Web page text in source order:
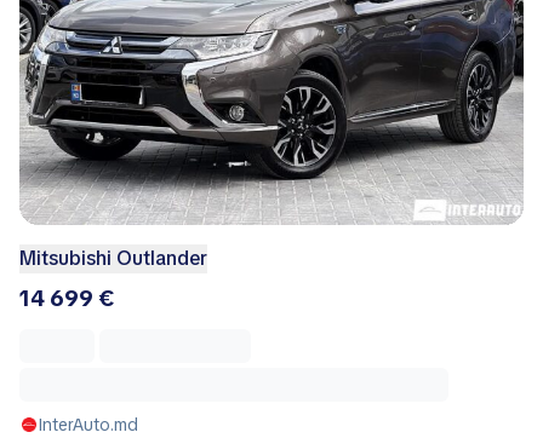
Mitsubishi Outlander
14 699 €
InterAuto.md